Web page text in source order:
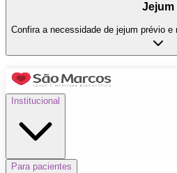
Jejum
Confira a necessidade de jejum prévio
Institucional
Para pacientes